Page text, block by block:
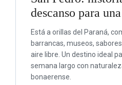
descanso para
Está a orillas del Paraná,
barrancas, museos,
aire libre. Un destino ideal
semana largo con
bonaerense.